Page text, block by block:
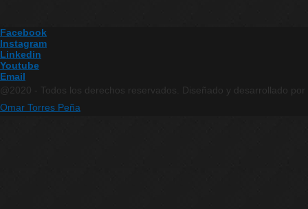
Facebook
Instagram
Linkedin
Youtube
Email
@2020 - Todos los derechos reservados. Diseñado y desarrollado por
Omar Torres Peña